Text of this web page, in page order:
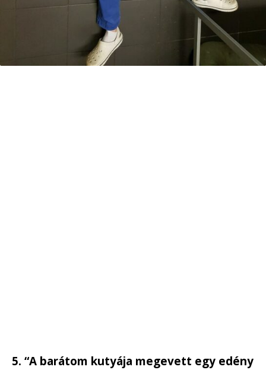
5. “A barátom kutyája megevett egy edény